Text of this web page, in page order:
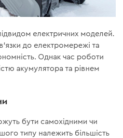
електричних моделей.
до електромережі та
Однак час роботи
акумулятора та рівнем
бути самохідними чи
типу належить більшість